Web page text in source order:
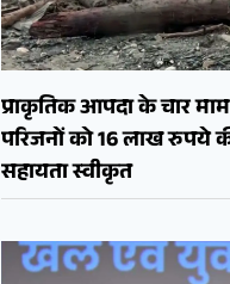
प्राकृतिक आपदा के चार
परिजनों को 16 लाख रुपये
सहायता स्वीकृत